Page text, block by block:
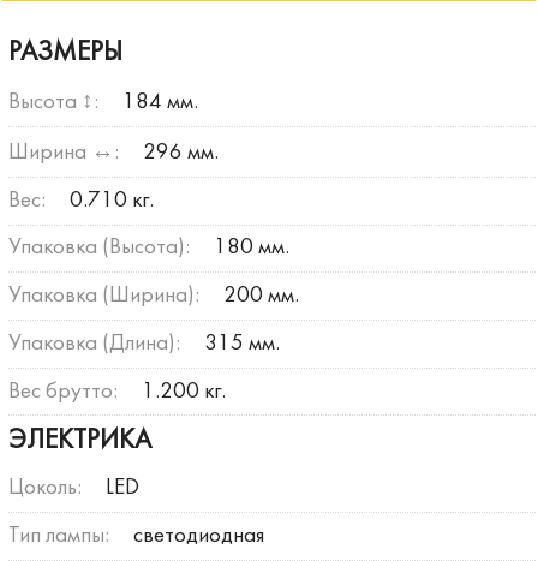
РАЗМЕРЫ
Высота ↕: 184 мм.
Ширина ↔: 296 мм.
Вес: 0.710 кг.
Упаковка (Высота): 180 мм.
Упаковка (Ширина): 200 мм.
Упаковка (Длина): 315 мм.
Вес брутто: 1.200 кг.
ЭЛЕКТРИКА
Цоколь: LED
Тип лампы: светодиодная